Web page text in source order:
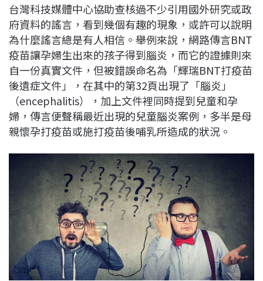
台灣科技媒體中心協助查核過不少引用國外研究或政
府資料的謠言，看到幾個有趣的現象，或許可以說明
為什麼謠言總是有人相信。舉例來說，網路傳言BNT
疫苗讓孕婦生出來的孩子得到腦炎，而它的證據則來
自一份真實文件，但被錯誤命名為「輝瑞BNT打疫苗
後遺症文件」，在其中的第32頁出現了「腦炎」
（encephalitis），加上文件裡同時提到兒童和孕
婦，傳言便聲稱最近出現的兒童腦炎案例，多半是母
親懷孕打疫苗或施打疫苗後哺乳所造成的狀況。